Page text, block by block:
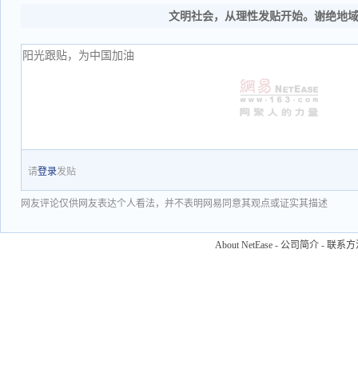
文明社会，从理性发贴开始。谢绝地
请登录发贴
网友评论仅供网友表达个人看法，并不表明网易同意其观点或证实其描述
About NetEase - 公司简介 - 联系方